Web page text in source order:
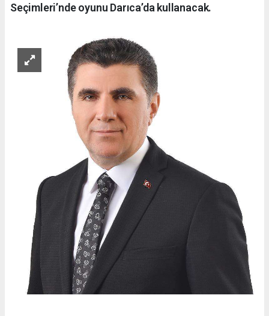
Seçimleri’nde oyunu Darıca’da kullanacak.